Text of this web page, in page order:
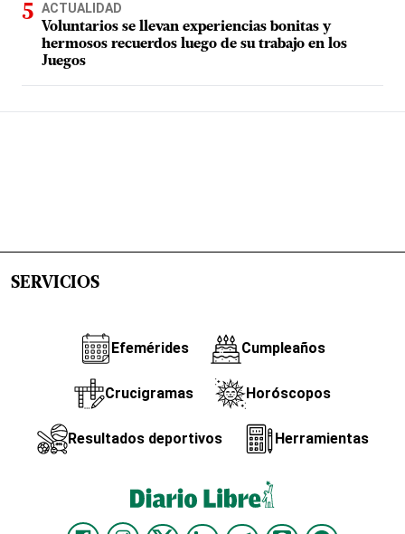
ACTUALIDAD
Voluntarios se llevan experiencias bonitas y
hermosos recuerdos luego de su trabajo en los
Juegos
SERVICIOS
Efemérides Cumpleaños
Crucigramas Horóscopos
Resultados deportivos Herramientas